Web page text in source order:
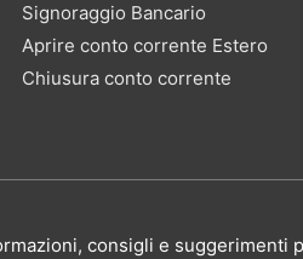
Signoraggio Bancario
Aprire conto corrente Estero
Chiusura conto corrente
consigli e